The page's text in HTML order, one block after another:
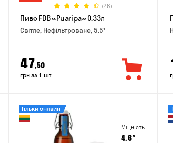
(26)
Пиво FDB «Puaripa» 0.33л
Світле, Нефільтроване, 5.5°
47,50
грн за 1 шт
Міцність
4.6°
Тільки онлайн